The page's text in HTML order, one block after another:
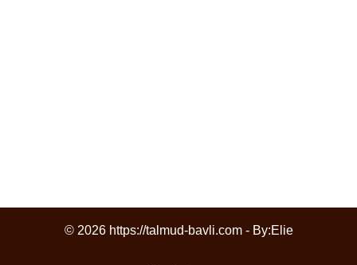
© 2026 https://talmud-bavli.com - By:Elie